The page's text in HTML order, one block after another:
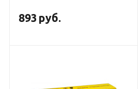
893 руб.